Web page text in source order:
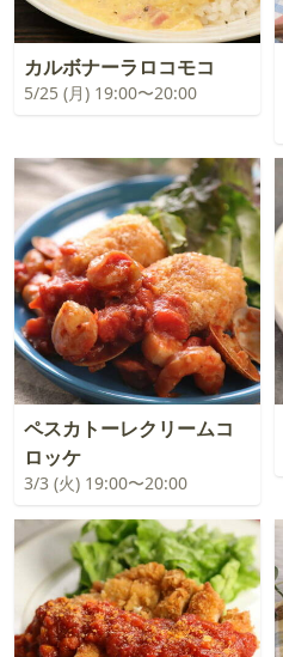
カルボナーラロコモコ
5/25 (月) 19:00〜20:00
ペスカトーレクリームコ
ロッケ
3/3 (火) 19:00〜20:00